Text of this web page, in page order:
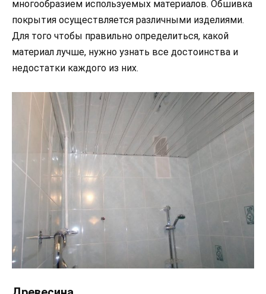
многообразием используемых материалов. Обшивка
покрытия осуществляется различными изделиями.
Для того чтобы правильно определиться, какой
материал лучше, нужно узнать все достоинства и
недостатки каждого из них.